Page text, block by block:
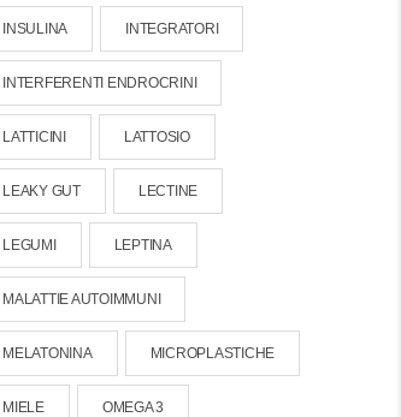
INSULINA INTEGRATORI
INTERFERENTI ENDROCRINI
LATTICINI LATTOSIO
LEAKY GUT LECTINE
LEGUMI LEPTINA
MALATTIE AUTOIMMUNI
MELATONINA MICROPLASTICHE
MIELE OMEGA 3